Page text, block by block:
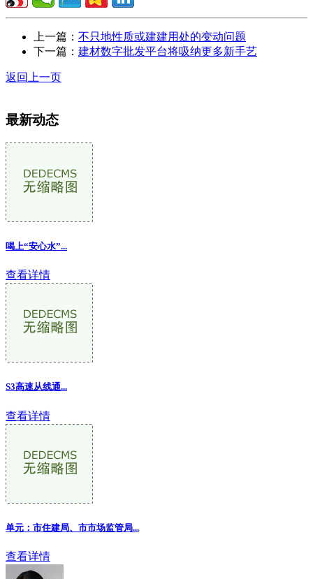
上一篇： 不只地性质或建建用处的变动问题
下一篇： 建材数字批发平台将吸纳更多新手艺
返回上一页
最新动态
喝上“安心水”...
查看详情
S3高速从线通...
查看详情
单元：市住建局、市市场监管局...
查看详情